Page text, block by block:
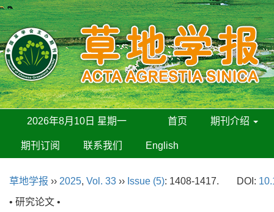
2026年8月10日 星期一 首页 期刊介绍
期刊订阅 联系我们 English
草地学报 ›› 2025, Vol. 33 ›› Issue (5): 1408-1417. DOI:
• 研究论文 •